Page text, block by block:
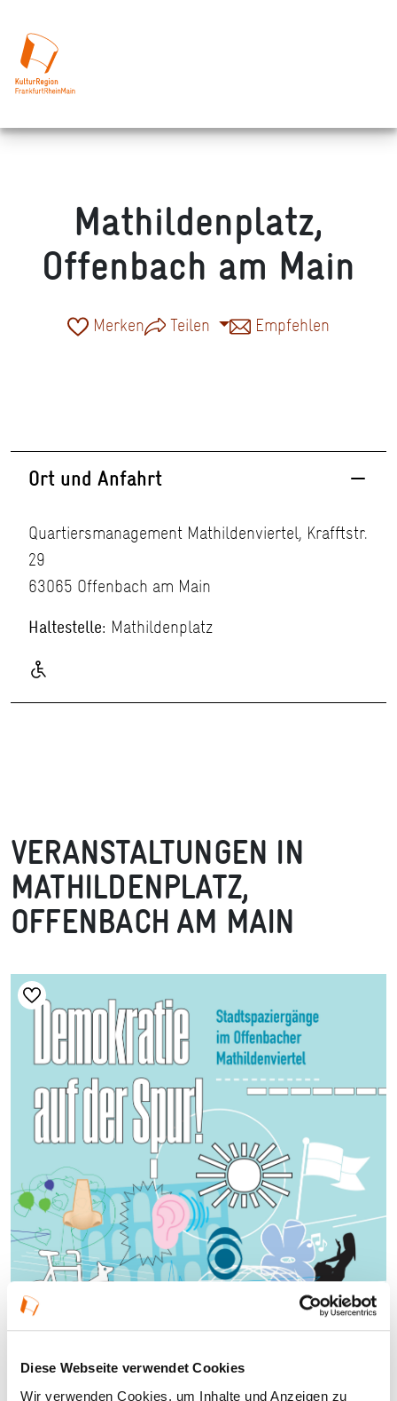
Diese Webseite verwendet Cookies
Wir verwenden Cookies, um Inhalte und Anzeigen zu
Mathildenplatz,
Offenbach am Main
Merken Teilen Empfehlen
Ort und Anfahrt
Quartiersmanagement Mathildenviertel, Krafftstr.
29
63065 Offenbach am Main
Haltestelle: Mathildenplatz
VERANSTALTUNGEN IN
MATHILDENPLATZ,
OFFENBACH AM MAIN